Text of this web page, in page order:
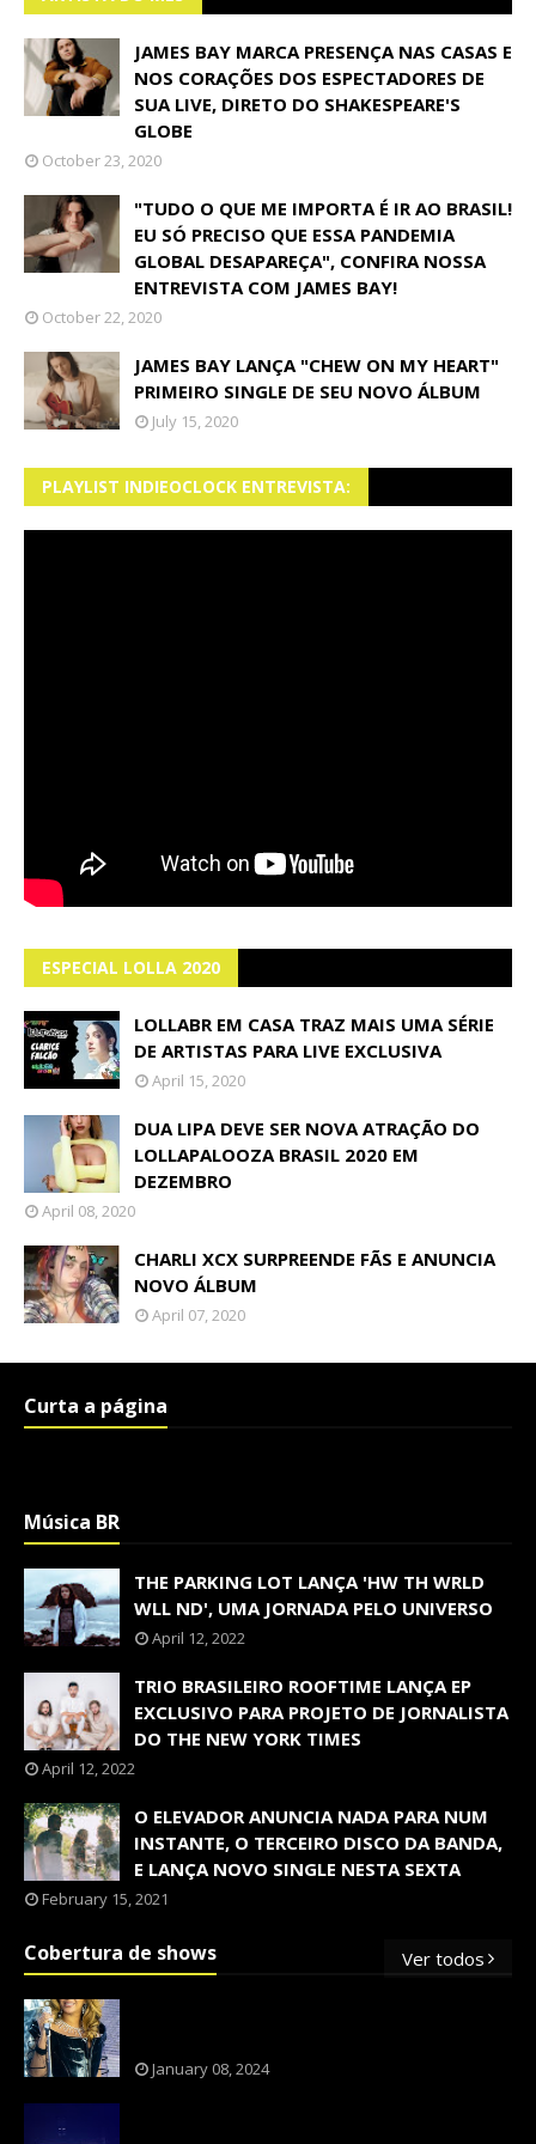
JAMES BAY MARCA PRESENÇA NAS CASAS E
NOS CORAÇÕES DOS ESPECTADORES DE
SUA LIVE, DIRETO DO SHAKESPEARE'S
GLOBE
October 23, 2020
"TUDO O QUE ME IMPORTA É IR AO BRASIL!
EU SÓ PRECISO QUE ESSA PANDEMIA
GLOBAL DESAPAREÇA", CONFIRA NOSSA
ENTREVISTA COM JAMES BAY!
October 22, 2020
JAMES BAY LANÇA "CHEW ON MY HEART"
PRIMEIRO SINGLE DE SEU NOVO ÁLBUM
July 15, 2020
PLAYLIST INDIEOCLOCK ENTREVISTA:
ESPECIAL LOLLA 2020
LOLLABR EM CASA TRAZ MAIS UMA SÉRIE
DE ARTISTAS PARA LIVE EXCLUSIVA
April 15, 2020
DUA LIPA DEVE SER NOVA ATRAÇÃO DO
LOLLAPALOOZA BRASIL 2020 EM
DEZEMBRO
April 08, 2020
CHARLI XCX SURPREENDE FÃS E ANUNCIA
NOVO ÁLBUM
April 07, 2020
Curta a página
Música BR
THE PARKING LOT LANÇA 'HW TH WRLD
WLL ND', UMA JORNADA PELO UNIVERSO
April 12, 2022
TRIO BRASILEIRO ROOFTIME LANÇA EP
EXCLUSIVO PARA PROJETO DE JORNALISTA
DO THE NEW YORK TIMES
April 12, 2022
O ELEVADOR ANUNCIA NADA PARA NUM
INSTANTE, O TERCEIRO DISCO DA BANDA,
E LANÇA NOVO SINGLE NESTA SEXTA
February 15, 2021
Cobertura de shows Ver todos
January 08, 2024